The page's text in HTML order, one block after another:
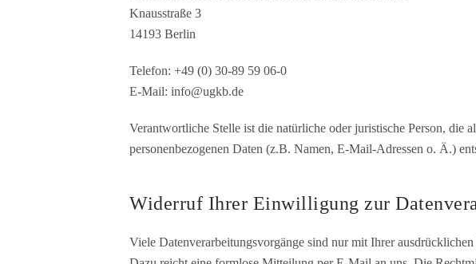
Knausstraße 3
14193 Berlin
Telefon: +49 (0) 30-89 59 06-0
E-Mail: info@ugkb.de
Verantwortliche Stelle ist die natürliche oder juristische Person, die
personenbezogenen Daten (z.B. Namen, E-Mail-Adressen o. Ä.)
Widerruf Ihrer Einwilligung zur
Viele Datenverarbeitungsvorgänge sind nur mit Ihrer